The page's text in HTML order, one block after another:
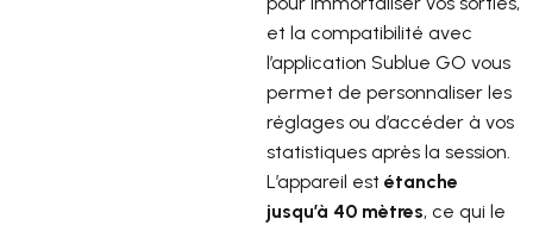
et la compatibilité avec
l’application Sublue GO vous
permet de personnaliser les
réglages ou d’accéder à vos
statistiques après la session.
L’appareil est étanche
jusqu’à 40 mètres, ce qui le